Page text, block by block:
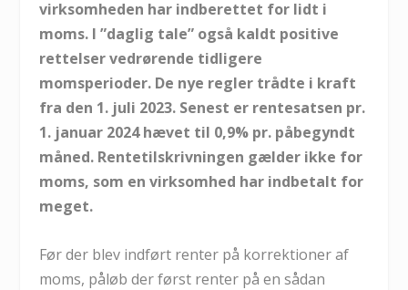
virksomheden har indberettet for lidt i
moms. I ”daglig tale” også kaldt positive
rettelser vedrørende tidligere
momsperioder. De nye regler trådte i kraft
fra den 1. juli 2023. Senest er rentesatsen pr.
1. januar 2024 hævet til 0,9% pr. påbegyndt
måned. Rentetilskrivningen gælder ikke for
moms, som en virksomhed har indbetalt for
meget.
Før der blev indført renter på korrektioner af
moms, påløb der først renter på en sådan